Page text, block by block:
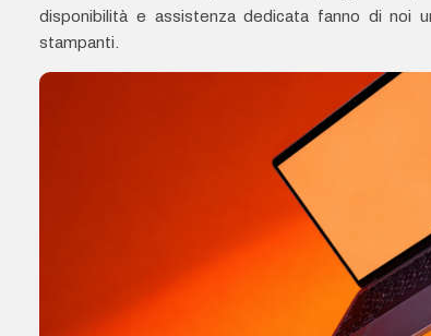
disponibilità e assistenza dedicata fanno di noi
stampanti.